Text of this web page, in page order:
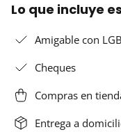
Lo que incluye
Amigable con
Cheques
Compras en
Entrega a